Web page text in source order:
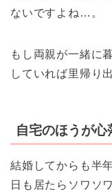
ないですよね…。
もし両親が一緒に
していれば里帰り
自宅のほうが心
結婚してからも半
日も居たらソワソ